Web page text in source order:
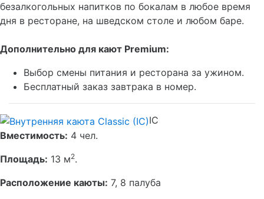
безалкогольных напитков по бокалам в любое время
дня в ресторане, на шведском столе и любом баре.
Дополнительно для кают Premium:
Выбор смены питания и ресторана за ужином.
Бесплатный заказ завтрака в номер.
IC
Вместимость: 4 чел.
Площадь: 13 м2.
Расположение каюты: 7, 8 палуба